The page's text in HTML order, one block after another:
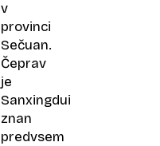
v
provinci
Sečuan.
Čeprav
je
Sanxingdui
znan
predvsem